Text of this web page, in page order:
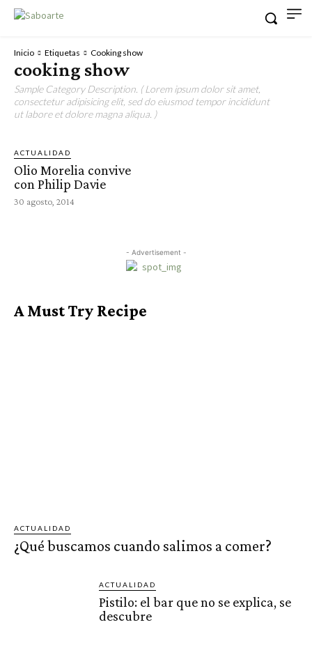
Inicio Etiquetas Cooking show
cooking show
Sample Category Description. ( Lorem ipsum dolor sit amet,
consectetur adipisicing elit, sed do eiusmod tempor incididunt
ut labore et dolore magna aliqua. )
ACTUALIDAD
Olio Morelia convive
con Philip Davie
30 agosto, 2014
- Advertisement -
A Must Try Recipe
ACTUALIDAD
¿Qué buscamos cuando salimos a comer?
ACTUALIDAD
Pistilo: el bar que no se explica, se
descubre